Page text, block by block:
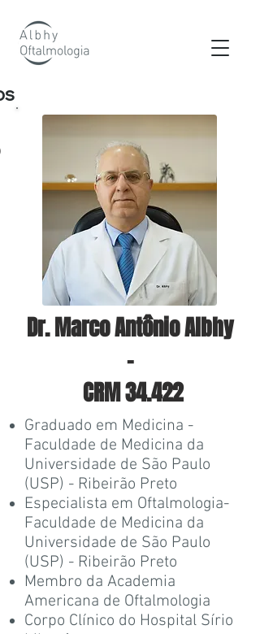
Dr. Marco Antônio Albhy
-
CRM 34.422
Graduado em Medicina -
Faculdade de Medicina da
Universidade de São Paulo
(USP) - Ribeirão Preto
Especialista em Oftalmologia-
Faculdade de Medicina da
Universidade de São Paulo
(USP) - Ribeirão Preto
Membro da Academia
Americana de Oftalmologia
Corpo Clínico do Hospital Sírio